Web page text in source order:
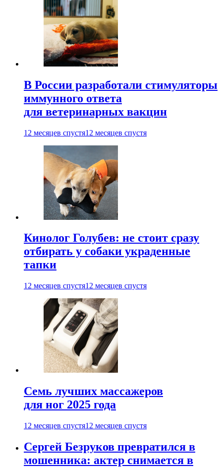
В России разработали стимуляторы
иммунного ответа
для ветеринарных вакцин
12 месяцев спустя12 месяцев спустя
Кинолог Голубев: не стоит сразу
отбирать у собаки украденные
тапки
12 месяцев спустя12 месяцев спустя
Семь лучших массажеров
для ног 2025 года
12 месяцев спустя12 месяцев спустя
Сергей Безруков превратился в
мошенника: актер снимается в